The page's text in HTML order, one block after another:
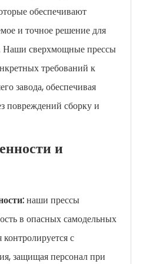
обеспечивают
и точное решение для
Наши сверхмощные прессы
требований к
завода, обеспечивая
повреждений сборку и
и
наши прессы
в опасных самодельных
с
защищая персонал при